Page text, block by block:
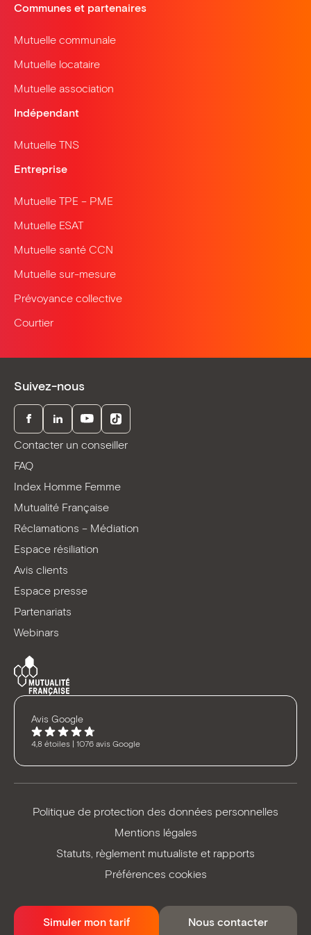
Communes et partenaires
Mutuelle communale
Mutuelle locataire
Mutuelle association
Indépendant
Mutuelle TNS
Entreprise
Mutuelle TPE – PME
Mutuelle ESAT
Mutuelle santé CCN
Mutuelle sur-mesure
Prévoyance collective
Courtier
Suivez-nous
FacebookLinkedInYoutubeTikTok
Contacter un conseiller
FAQ
Index Homme Femme
Mutualité Française
Réclamations – Médiation
Espace résiliation
Avis clients
Espace presse
Partenariats
Webinars
Avis Google
4,8 étoiles | 1076 avis Google
Politique de protection des données personnelles
Mentions légales
Statuts, règlement mutualiste et rapports
Préférences cookies
Simuler mon tarif Nous contacter